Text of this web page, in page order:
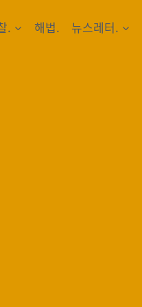
. 해법. 뉴스레터.